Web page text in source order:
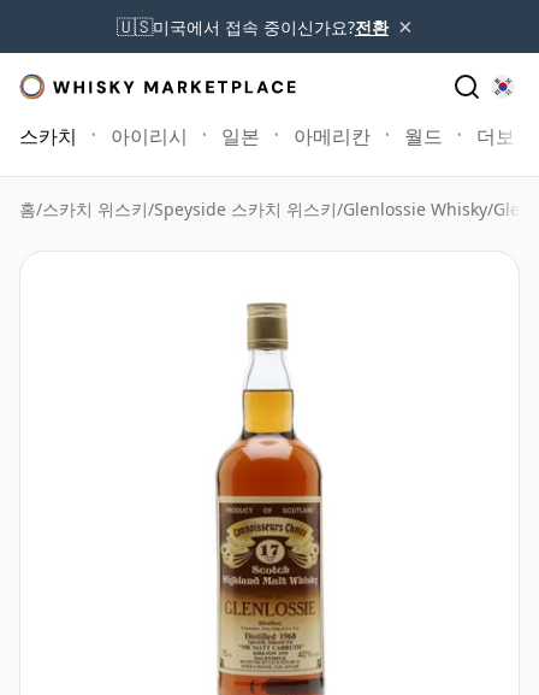
🇺🇸미국에서 접속 중이신가요?전환 ×
스카치 아이리시 일본 아메리칸 월드 더보기
홈/스카치 위스키/Speyside 스카치 위스키/Glenlossie Whisky/